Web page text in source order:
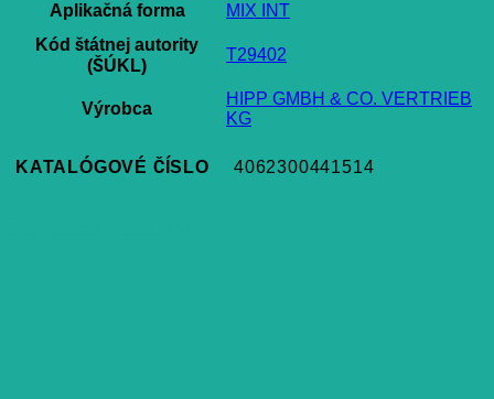
Aplikačná forma
MIX INT
Kód štátnej autority
(ŠÚKL)
T29402
Výrobca
HIPP GMBH & CO. VERTRIEB
KG
KATALÓGOVÉ ČÍSLO 4062300441514